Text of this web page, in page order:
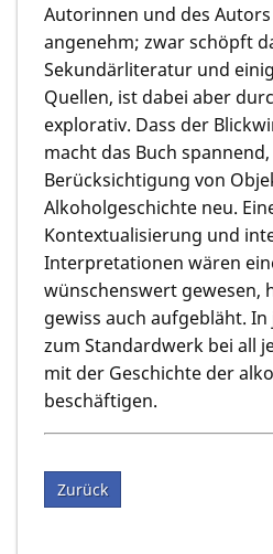
Autorinnen und des
angenehm; zwar schöpft
Sekundärliteratur und
Quellen, ist dabei aber
explorativ. Dass der
macht das Buch
Berücksichtigung von
Alkoholgeschichte neu.
Kontextualisierung und
Interpretationen wären
wünschenswert gewesen,
gewiss auch aufgebläht.
zum Standardwerk bei all
mit der Geschichte der
beschäftigen.
Zurück